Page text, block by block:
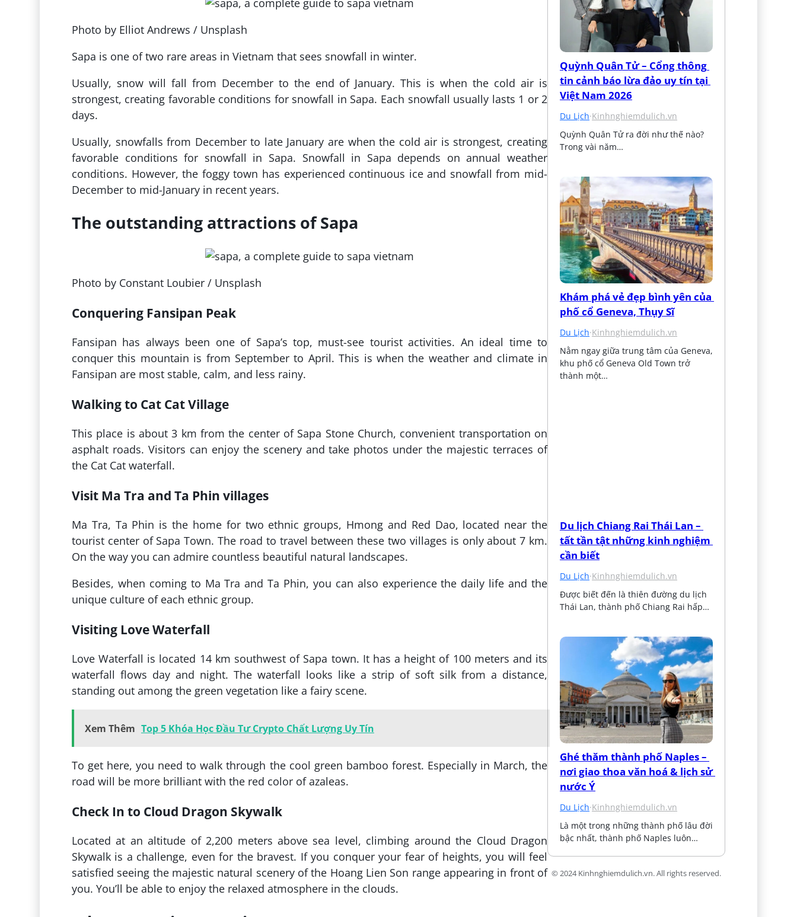
Photo by Elliot Andrews / Unsplash
Sapa is one of two rare areas in Vietnam that sees snowfall in winter.
Usually, snow will fall from December to the end of January. This is when the cold air is
strongest, creating favorable conditions for snowfall in Sapa. Each snowfall usually lasts 1 or 2
days.
Usually, snowfalls from December to late January are when the cold air is strongest, creating
favorable conditions for snowfall in Sapa. Snowfall in Sapa depends on annual weather
conditions. However, the foggy town has experienced continuous ice and snowfall from mid-
December to mid-January in recent years.
The outstanding attractions of Sapa
Photo by Constant Loubier / Unsplash
Conquering Fansipan Peak
Fansipan has always been one of Sapa’s top, must-see tourist activities. An ideal time to
conquer this mountain is from September to April. This is when the weather and climate in
Fansipan are most stable, calm, and less rainy.
Walking to Cat Cat Village
This place is about 3 km from the center of Sapa Stone Church, convenient transportation on
asphalt roads. Visitors can enjoy the scenery and take photos under the majestic terraces of
the Cat Cat waterfall.
Visit Ma Tra and Ta Phin villages
Ma Tra, Ta Phin is the home for two ethnic groups, Hmong and Red Dao, located near the
tourist center of Sapa Town. The road to travel between these two villages is only about 7 km.
On the way you can admire countless beautiful natural landscapes.
Besides, when coming to Ma Tra and Ta Phin, you can also experience the daily life and the
unique culture of each ethnic group.
Visiting Love Waterfall
Love Waterfall is located 14 km southwest of Sapa town. It has a height of 100 meters and its
waterfall flows day and night. The waterfall looks like a strip of soft silk from a distance,
standing out among the green vegetation like a fairy scene.
Xem Thêm Top 5 Khóa Học Đầu Tư Crypto Chất Lượng Uy Tín
To get here, you need to walk through the cool green bamboo forest. Especially in March, the
road will be more brilliant with the red color of azaleas.
Check In to Cloud Dragon Skywalk
Located at an altitude of 2,200 meters above sea level, climbing around the Cloud Dragon
Skywalk is a challenge, even for the bravest. If you conquer your fear of heights, you will feel
satisfied seeing the majestic natural scenery of the Hoang Lien Son range appearing in front of
you. You’ll be able to enjoy the relaxed atmosphere in the clouds.
Quỳnh Quân Tử – Cổng thông
tin cảnh báo lừa đảo uy tín tại
Việt Nam 2026
Du Lịch·Kinhnghiemdulich.vn
Quỳnh Quân Tử ra đời như thế nào?
Trong vài năm…
Khám phá vẻ đẹp bình yên của
phố cổ Geneva, Thụy Sĩ
Du Lịch·Kinhnghiemdulich.vn
Nằm ngay giữa trung tâm của Geneva,
khu phố cổ Geneva Old Town trở
thành một…
Du lịch Chiang Rai Thái Lan –
tất tần tật những kinh nghiệm
cần biết
Du Lịch·Kinhnghiemdulich.vn
Được biết đến là thiên đường du lịch
Thái Lan, thành phố Chiang Rai hấp…
Ghé thăm thành phố Naples –
nơi giao thoa văn hoá & lịch sử
nước Ý
Du Lịch·Kinhnghiemdulich.vn
Là một trong những thành phố lâu đời
bậc nhất, thành phố Naples luôn…
© 2024 Kinhnghiemdulich.vn. All rights reserved.